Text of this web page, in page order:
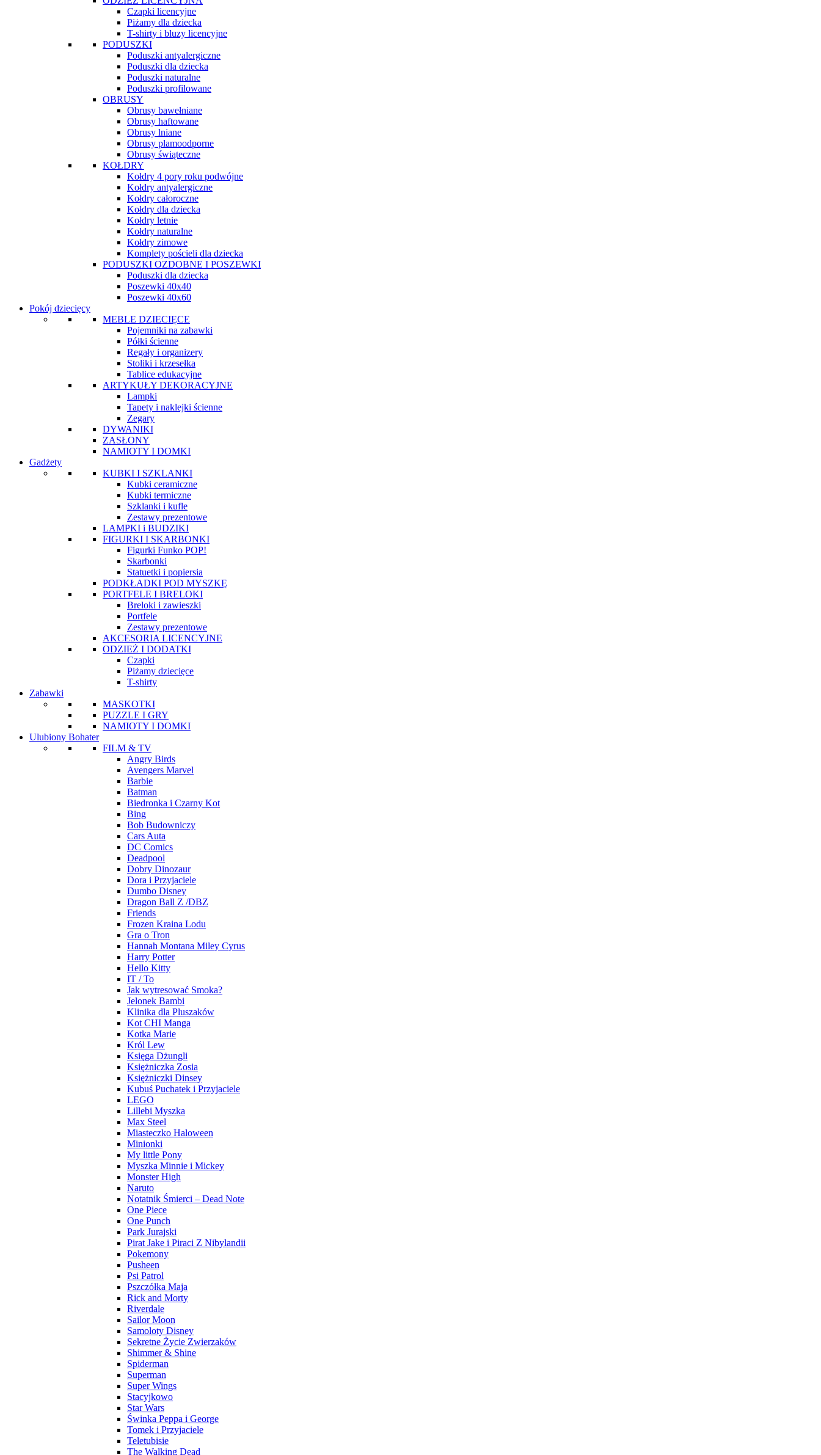
Czapki licencyjne
Piżamy dla dziecka
T-shirty i bluzy licencyjne
PODUSZKI
Poduszki antyalergiczne
Poduszki dla dziecka
Poduszki naturalne
Poduszki profilowane
OBRUSY
Obrusy bawełniane
Obrusy haftowane
Obrusy lniane
Obrusy plamoodporne
Obrusy świąteczne
KOŁDRY
Kołdry 4 pory roku podwójne
Kołdry antyalergiczne
Kołdry całoroczne
Kołdry dla dziecka
Kołdry letnie
Kołdry naturalne
Kołdry zimowe
Komplety pościeli dla dziecka
PODUSZKI OZDOBNE I POSZEWKI
Poduszki dla dziecka
Poszewki 40x40
Poszewki 40x60
Pokój dziecięcy
MEBLE DZIECIĘCE
Pojemniki na zabawki
Półki ścienne
Regały i organizery
Stoliki i krzesełka
Tablice edukacyjne
ARTYKUŁY DEKORACYJNE
Lampki
Tapety i naklejki ścienne
Zegary
DYWANIKI
ZASŁONY
NAMIOTY I DOMKI
Gadżety
KUBKI I SZKLANKI
Kubki ceramiczne
Kubki termiczne
Szklanki i kufle
Zestawy prezentowe
LAMPKI i BUDZIKI
FIGURKI I SKARBONKI
Figurki Funko POP!
Skarbonki
Statuetki i popiersia
PODKŁADKI POD MYSZKĘ
PORTFELE I BRELOKI
Breloki i zawieszki
Portfele
Zestawy prezentowe
AKCESORIA LICENCYJNE
ODZIEŻ I DODATKI
Czapki
Piżamy dziecięce
T-shirty
Zabawki
MASKOTKI
PUZZLE I GRY
NAMIOTY I DOMKI
Ulubiony Bohater
FILM & TV
Angry Birds
Avengers Marvel
Barbie
Batman
Biedronka i Czarny Kot
Bing
Bob Budowniczy
Cars Auta
DC Comics
Deadpool
Dobry Dinozaur
Dora i Przyjaciele
Dumbo Disney
Dragon Ball Z /DBZ
Friends
Frozen Kraina Lodu
Gra o Tron
Hannah Montana Miley Cyrus
Harry Potter
Hello Kitty
IT / To
Jak wytresować Smoka?
Jelonek Bambi
Klinika dla Pluszaków
Kot CHI Manga
Kotka Marie
Król Lew
Księga Dżungli
Księżniczka Zosia
Księżniczki Dinsey
Kubuś Puchatek i Przyjaciele
LEGO
Lillebi Myszka
Max Steel
Miasteczko Haloween
Minionki
My little Pony
Myszka Minnie i Mickey
Monster High
Naruto
Notatnik Śmierci – Dead Note
One Piece
One Punch
Park Jurajski
Pirat Jake i Piraci Z Nibylandii
Pokemony
Pusheen
Psi Patrol
Pszczółka Maja
Rick and Morty
Riverdale
Sailor Moon
Samoloty Disney
Sekretne Życie Zwierzaków
Shimmer & Shine
Spiderman
Superman
Super Wings
Stacyjkowo
Star Wars
Świnka Peppa i George
Tomek i Przyjaciele
Teletubisie
The Walking Dead